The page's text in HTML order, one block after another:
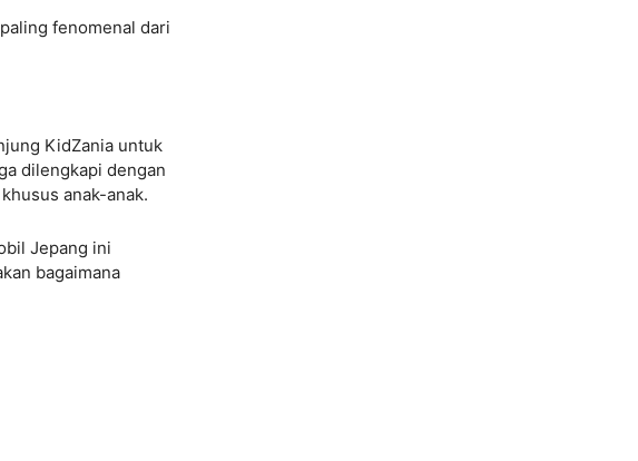
fenomenal dari
KidZania untuk
dilengkapi dengan
anak-anak.
Jepang ini
bagaimana